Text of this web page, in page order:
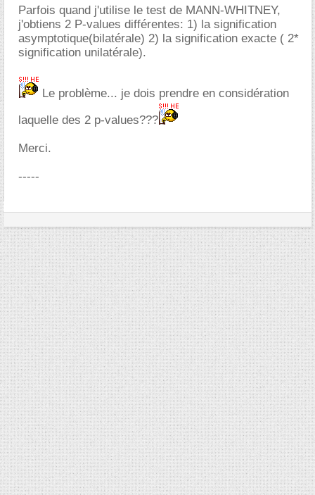
Parfois quand j'utilise le test de MANN-WHITNEY,
j'obtiens 2 P-values différentes: 1) la signification
asymptotique(bilatérale) 2) la signification exacte ( 2*
signification unilatérale).
Le problème... je dois prendre en considération
laquelle des 2 p-values???
Merci.
-----